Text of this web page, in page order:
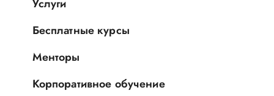
Услуги
Бесплатные курсы
Менторы
Корпоративное обучение